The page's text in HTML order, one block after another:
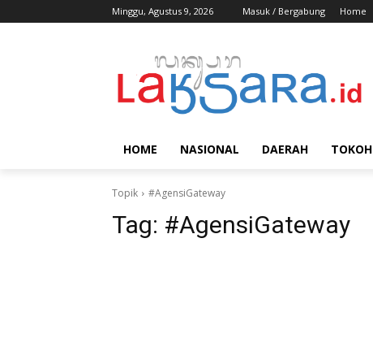
Minggu, Agustus 9, 2026 Masuk / Bergabung Home
HOME NASIONAL DAERAH TOKOH
Topik #AgensiGateway
Tag: #AgensiGateway